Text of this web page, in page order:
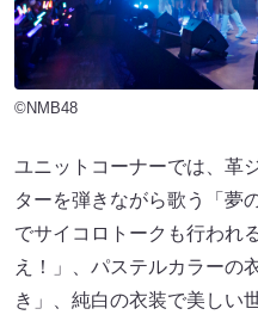
©NMB48
ユニットコーナーでは、革
ターを弾きながら歌う「夢
でサイコロトークも行われ
え！」、パステルカラーの
き」、純白の衣装で美しい